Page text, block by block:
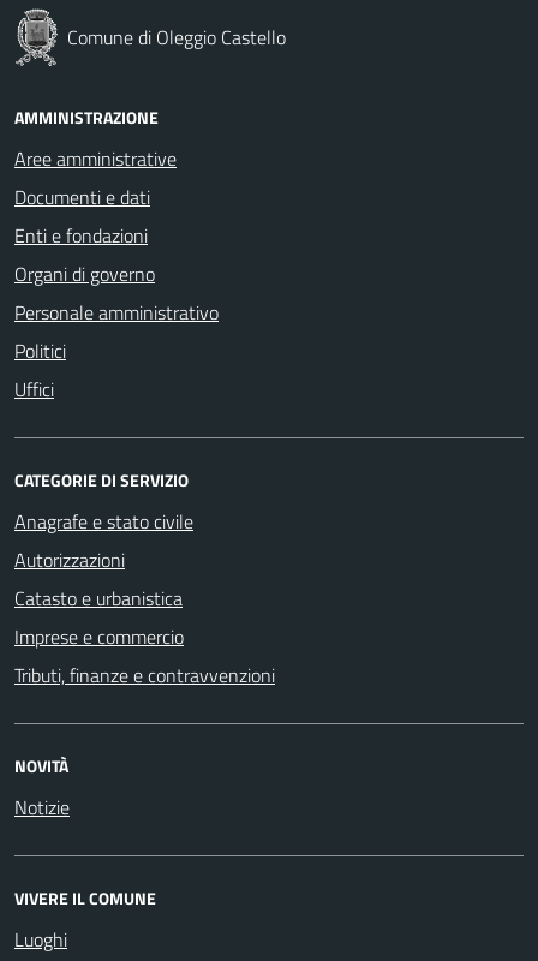
Comune di Oleggio Castello
AMMINISTRAZIONE
Aree amministrative
Documenti e dati
Enti e fondazioni
Organi di governo
Personale amministrativo
Politici
Uffici
CATEGORIE DI SERVIZIO
Anagrafe e stato civile
Autorizzazioni
Catasto e urbanistica
Imprese e commercio
Tributi, finanze e contravvenzioni
NOVITÀ
Notizie
VIVERE IL COMUNE
Luoghi